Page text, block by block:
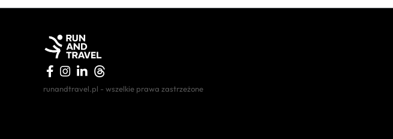
runandtravel.pl - wszelkie prawa zastrzeżone